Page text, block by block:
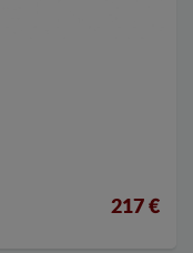
217 €